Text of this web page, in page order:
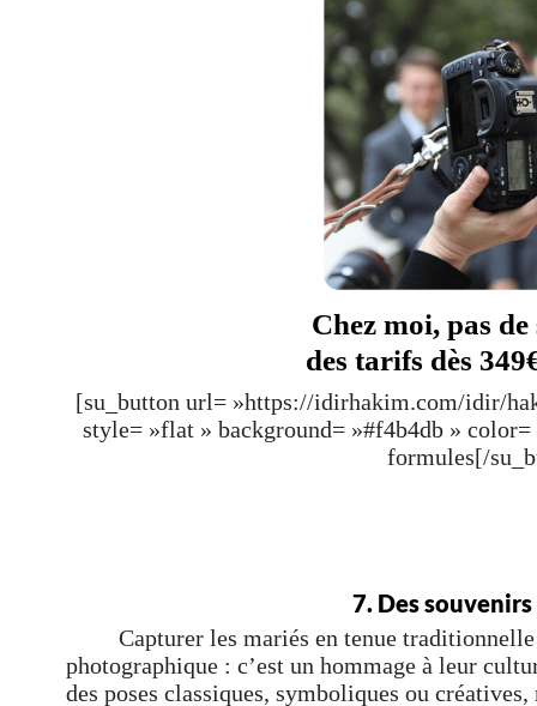
Chez moi, pas
des tarifs dès
[su_button url= »https://idirhakim.com/idir/
style= »flat » background= »#f4b4db » color=
formules[/
7. Des
Capturer les mariés en tenue
photographique : c’est un hommage à leur
des poses classiques, symboliques ou